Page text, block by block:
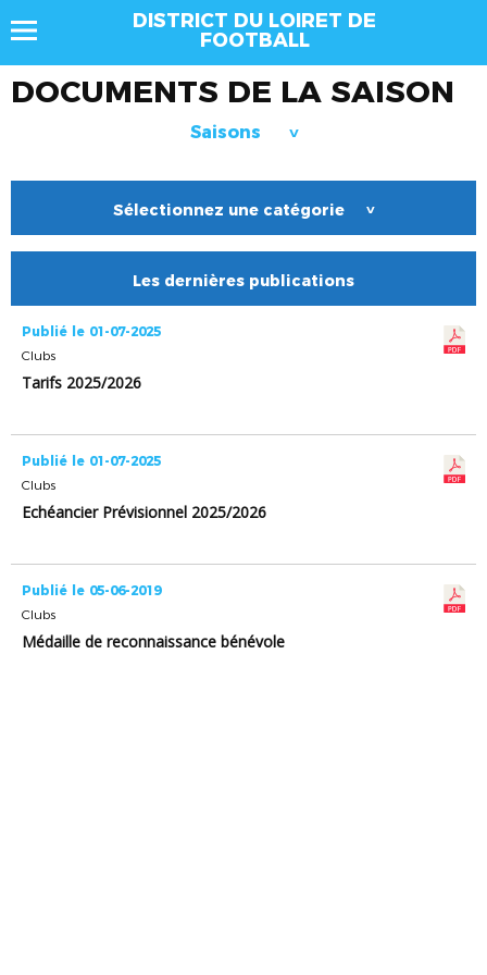
DISTRICT DU LOIRET DE
FOOTBALL
DOCUMENTS DE LA SAISON
Saisons >
Sélectionnez une catégorie >
Les dernières publications
Publié le 01-07-2025
Clubs
Tarifs 2025/2026
Publié le 01-07-2025
Clubs
Echéancier Prévisionnel 2025/2026
Publié le 05-06-2019
Clubs
Médaille de reconnaissance bénévole